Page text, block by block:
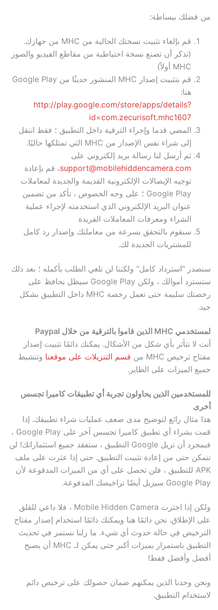
من فضلك ببساطة:
قم بإلغاء تثبيت نسختك الحالية من MHC من جهازك.
(تذكر أن تصنع نسخة احتياطية من مقاطع الفيديو والصور
MHC أولاً)
قم بتثبيت إصدار MHC المنشور حديثًا من Google Play
هنا:
http://play.google.com/store/apps/details?
id=com.zecurisoft.mhc1607
المضي قدما وإجراء الترقية داخل التطبيق ؛ فقط انتقل
إلى شراء نفس الإصدار من MHC التي تمتلكها حاليًا.
ثم أرسل لنا رسالة بريد إلكتروني على
support@mobilehiddencamera.com، قم بإعادة
توجيه الإيصالات الإلكترونية القديمة والجديدة لمعاملات
Google Play ؛ على وجه الخصوص ، تأكد من تضمين
عنوان البريد الإلكتروني الذي استخدمته لإجراء عملية
الشراء ومعرفات المعاملات الفريدة
سنقوم بالتحقق بسرعة من معاملتك وإصدار رد كامل
للمشتريات الجديدة لك.
سنصدر "استرداد كامل" ولكننا لن نلغي الطلب بأكمله ؛ بعد ذلك
ستسترد أموالك ، ولكن Google Play سيظل يحافظ على
رخصتك سليمة حتى تعمل رخصة MHC داخل التطبيق بشكل
جيد.
لمستخدمي MHC الذين قاموا بالترقية من خلال Paypal
أنت لا تتأثر بأي شكل من الأشكال. يمكنك دائمًا تثبيت إصدار
مفتاح ترخيص MHC من
قسم التنزيلات على موقعنا وتنشيط
جميع الميزات على الطاير.
للمستخدمين الذين يحاولون تجربة أي تطبيقات كاميرا تجسس
أخرى
هذا مثال رائع لتوضيح مدى ضعف عمليات شراء تطبيقك. إذا
قمت بشراء أي تطبيق كاميرا تجسس آخر على Google Play ،
فبمجرد أن تزيل Google التطبيق ، ستفقد جميع استثماراتك! لن
تتمكن حتى من إعادة تثبيت التطبيق. حتى إذا عثرت على ملف
APK للتطبيق ، فلن تحصل على أي من الميزات المدفوعة لأن
Google Play سيزيل أيضًا تراخيصك المدفوعة.
ولكن إذا اخترت Mobile Hidden Camera ، فلا داعي للقلق
على الإطلاق. نحن دائمًا هنا ويمكنك دائمًا استخدام إصدار مفتاح
الترخيص في حالة حدوث أي شيء. ما زلنا نستمر في تحديث
التطبيق باستمرار بميزات أكبر حتى يمكن لـ MHC أن يصبح
أفضل وأفضل فقط!
ونحن وحدنا الذين يمكنهم ضمان حصولك على ترخيص دائم
لاستخدام التطبيق.